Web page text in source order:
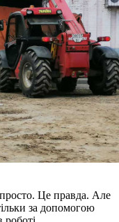
Це правда. Але
за допомогою